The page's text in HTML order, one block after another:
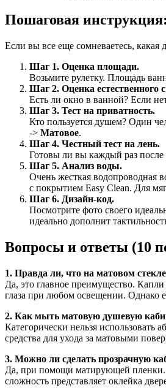
Пошаговая
Если вы все еще сомневаетесь, какая
Шаг 1. Оценка площади.
Возьмите рулетку. Площадь
Шаг 2. Оценка естественного
Есть ли окно в ванной? Если
Шаг 3. Тест на приватность.
Кто пользуется душем? Один
-> Матовое.
Шаг 4. Честный тест на лень.
Готовы ли вы каждый раз после
Шаг 5. Анализ воды.
Очень жесткая водопроводная
с покрытием Easy Clean. Для
Шаг 6. Дизайн-код.
Посмотрите фото своего
идеально дополнит
Вопросы и ответы (10
1. Правда ли, что на матовом
Да, это главное преимущество.
глаза при любом освещении. Однако
2. Как мыть матовую душевую
Категорически нельзя
средства для ухода за матовыми
3. Можно ли сделать прозрачную
Да, при помощи матирующей пленки.
сложность представляет оклейка